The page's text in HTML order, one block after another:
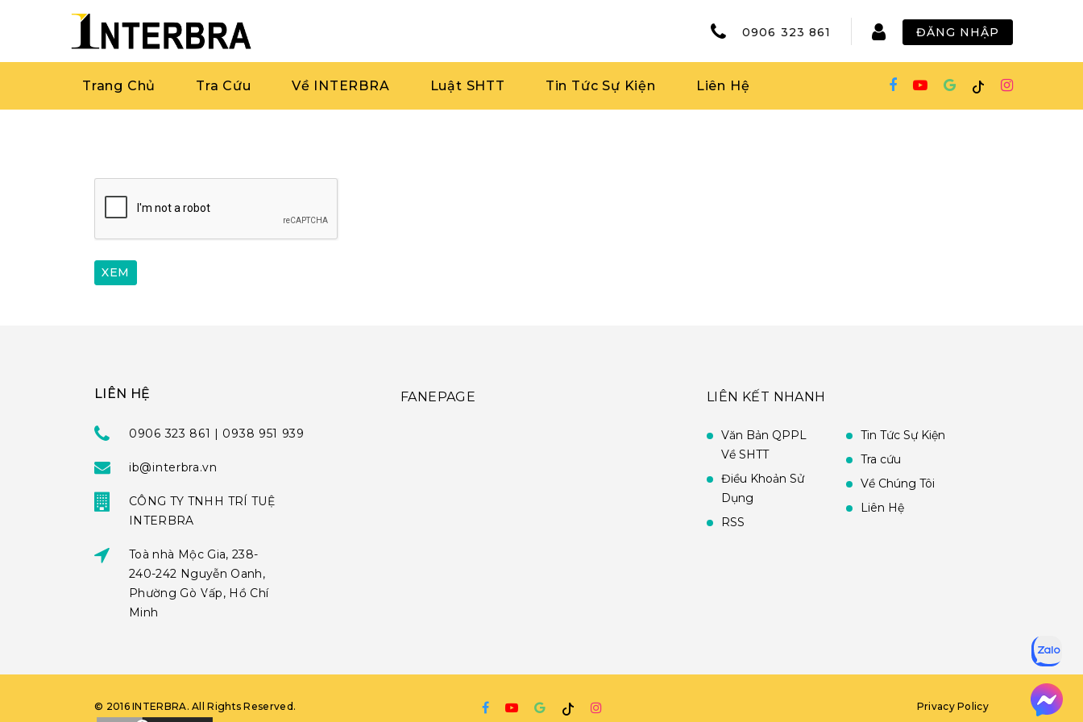
0906 323 861 ĐĂNG NHẬP
Trang Chủ Tra Cứu Về INTERBRA Luật SHTT Tin Tức Sự Kiện Liên Hệ
LIÊN HỆ
0906 323 861 | 0938 951 939
ib@interbra.vn
CÔNG TY TNHH TRÍ TUỆ
INTERBRA
Toà nhà Mộc Gia, 238-
240-242 Nguyễn Oanh,
Phường Gò Vấp, Hồ Chí
Minh
FANEPAGE LIÊN KẾT NHANH
Văn Bản QPPL
Về SHTT
Điều Khoản Sử
Dụng
RSS
Tin Tức Sự Kiện
Tra cứu
Về Chúng Tôi
Liên Hệ
© 2016 INTERBRA. All Rights Reserved. Privacy Policy